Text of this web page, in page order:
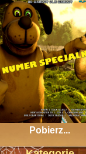
Pobierz...